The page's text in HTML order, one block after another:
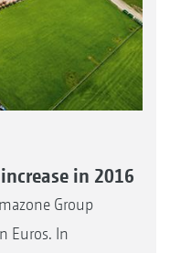
in 2016
Group
Euros. In